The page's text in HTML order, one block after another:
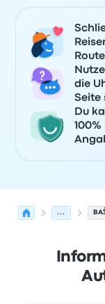
die
Seite
Du
...